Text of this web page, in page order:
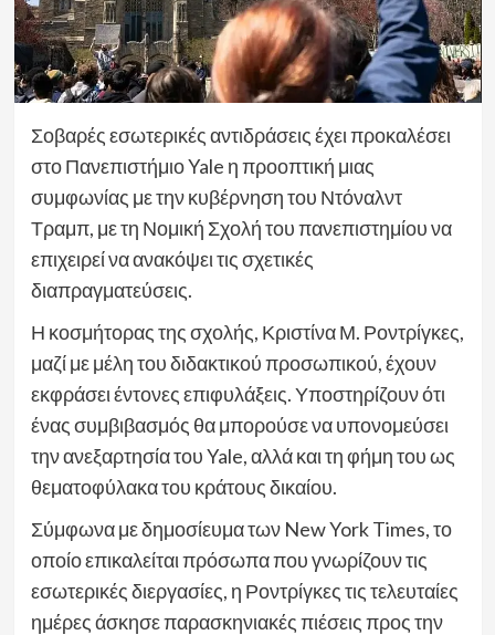
Σοβαρές εσωτερικές αντιδράσεις έχει προκαλέσει
στο Πανεπιστήμιο Yale η προοπτική μιας
συμφωνίας με την κυβέρνηση του Ντόναλντ
Τραμπ, με τη Νομική Σχολή του πανεπιστημίου να
επιχειρεί να ανακόψει τις σχετικές
διαπραγματεύσεις.
Η κοσμήτορας της σχολής, Κριστίνα Μ. Ροντρίγκες,
μαζί με μέλη του διδακτικού προσωπικού, έχουν
εκφράσει έντονες επιφυλάξεις. Υποστηρίζουν ότι
ένας συμβιβασμός θα μπορούσε να υπονομεύσει
την ανεξαρτησία του Yale, αλλά και τη φήμη του ως
θεματοφύλακα του κράτους δικαίου.
Σύμφωνα με δημοσίευμα των New York Times, το
οποίο επικαλείται πρόσωπα που γνωρίζουν τις
εσωτερικές διεργασίες, η Ροντρίγκες τις τελευταίες
ημέρες άσκησε παρασκηνιακές πιέσεις προς την